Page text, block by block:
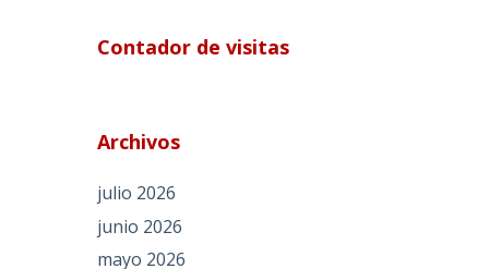
Contador de visitas
Archivos
julio 2026
junio 2026
mayo 2026